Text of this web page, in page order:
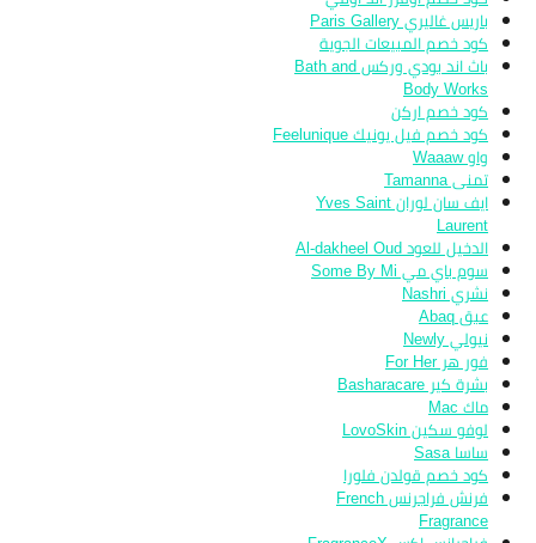
باريس غاليري Paris Gallery
كود خصم المبيعات الجوية
باث اند بودي وركس Bath and
Body Works
كود خصم اركن
كود خصم فيل يونيك Feelunique
واو Waaaw
تمنى Tamanna
ايف سان لوران Yves Saint
Laurent
الدخيل للعود Al-dakheel Oud
سوم باي مي Some By Mi
نشري Nashri
عبق Abaq
نيولي Newly
فور هر For Her
بشرة كير Basharacare
ماك Mac
لوفو سكين LovoSkin
ساسا Sasa
كود خصم قولدن فلورا
فرنش فراجرنس French
Fragrance